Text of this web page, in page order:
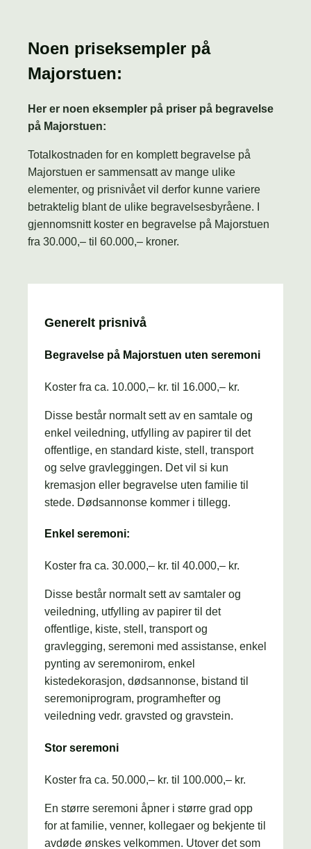
Noen priseksempler på
Majorstuen:
Her er noen eksempler på priser på begravelse
på Majorstuen:
Totalkostnaden for en komplett begravelse på
Majorstuen er sammensatt av mange ulike
elementer, og prisnivået vil derfor kunne variere
betraktelig blant de ulike begravelsesbyråene. I
gjennomsnitt koster en begravelse på Majorstuen
fra 30.000,– til 60.000,– kroner.
Generelt prisnivå
Begravelse på Majorstuen uten seremoni
Koster fra ca. 10.000,– kr. til 16.000,– kr.
Disse består normalt sett av en samtale og
enkel veiledning, utfylling av papirer til det
offentlige, en standard kiste, stell, transport
og selve gravleggingen. Det vil si kun
kremasjon eller begravelse uten familie til
stede. Dødsannonse kommer i tillegg.
Enkel seremoni:
Koster fra ca. 30.000,– kr. til 40.000,– kr.
Disse består normalt sett av samtaler og
veiledning, utfylling av papirer til det
offentlige, kiste, stell, transport og
gravlegging, seremoni med assistanse, enkel
pynting av seremonirom, enkel
kistedekorasjon, dødsannonse, bistand til
seremoniprogram, programhefter og
veiledning vedr. gravsted og gravstein.
Stor seremoni
Koster fra ca. 50.000,– kr. til 100.000,– kr.
En større seremoni åpner i større grad opp
for at familie, venner, kollegaer og bekjente til
avdøde ønskes velkommen. Utover det som